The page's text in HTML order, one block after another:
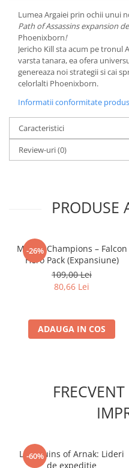
Lord of The Rings
Naruto Shippuden
Sailor Moon
Harry Potter
Star Trek
Fallout
Stranger Things
Collectibles
Accesorii Clasice
Hello Kitty - Produse Oficiale
Sanrio
Comic Books (Benzi Desenate)
Trading Card Games
Yu-Gi-Oh!
Accesorii TCG
Flesh and Blood
Lumea Argaiei prin ochii unui
Path of Assassins expansion
Phoenixborn!
Jericho Kill sta acum pe tronul
varsta tanara, ea ofera
genereaza noi strategii si cai
celorlalti Phoenixborn.
Informatii conformitate produs
Caracteristici
Review-uri(0)
PRODUSE
-26%
Marvel Champions – Falcon
Hero Pack (Expansiune)
109,00 Lei
80,66 Lei
ADAUGA IN COS
-60%
Lost Ruins of Arnak: Lideri
de expediție